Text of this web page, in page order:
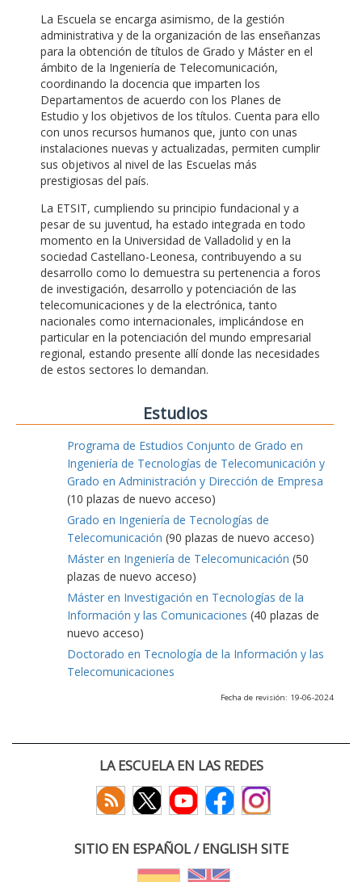
La Escuela se encarga asimismo, de la gestión
administrativa y de la organización de las enseñanzas
para la obtención de títulos de Grado y Máster en el
ámbito de la Ingeniería de Telecomunicación,
coordinando la docencia que imparten los
Departamentos de acuerdo con los Planes de
Estudio y los objetivos de los títulos. Cuenta para ello
con unos recursos humanos que, junto con unas
instalaciones nuevas y actualizadas, permiten cumplir
sus objetivos al nivel de las Escuelas más
prestigiosas del país.
La ETSIT, cumpliendo su principio fundacional y a
pesar de su juventud, ha estado integrada en todo
momento en la Universidad de Valladolid y en la
sociedad Castellano-Leonesa, contribuyendo a su
desarrollo como lo demuestra su pertenencia a foros
de investigación, desarrollo y potenciación de las
telecomunicaciones y de la electrónica, tanto
nacionales como internacionales, implicándose en
particular en la potenciación del mundo empresarial
regional, estando presente allí donde las necesidades
de estos sectores lo demandan.
Estudios
Programa de Estudios Conjunto de Grado en
Ingeniería de Tecnologías de Telecomunicación y
Grado en Administración y Dirección de Empresa
(10 plazas de nuevo acceso)
Grado en Ingeniería de Tecnologías de
Telecomunicación (90 plazas de nuevo acceso)
Máster en Ingeniería de Telecomunicación (50
plazas de nuevo acceso)
Máster en Investigación en Tecnologías de la
Información y las Comunicaciones (40 plazas de
nuevo acceso)
Doctorado en Tecnología de la Información y las
Telecomunicaciones
Fecha de revisión: 19-06-2024
LA ESCUELA EN LAS REDES
SITIO EN ESPAÑOL / ENGLISH SITE